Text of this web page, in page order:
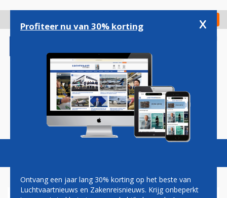
gaan
Check in
Magazine Podcasts Vacatures
Profiteer nu van 30% korting x
Ontvang een jaar lang 30% korting op het beste van
Luchtvaartnieuws en Zakenreisnieuws. Krijg onbeperkt